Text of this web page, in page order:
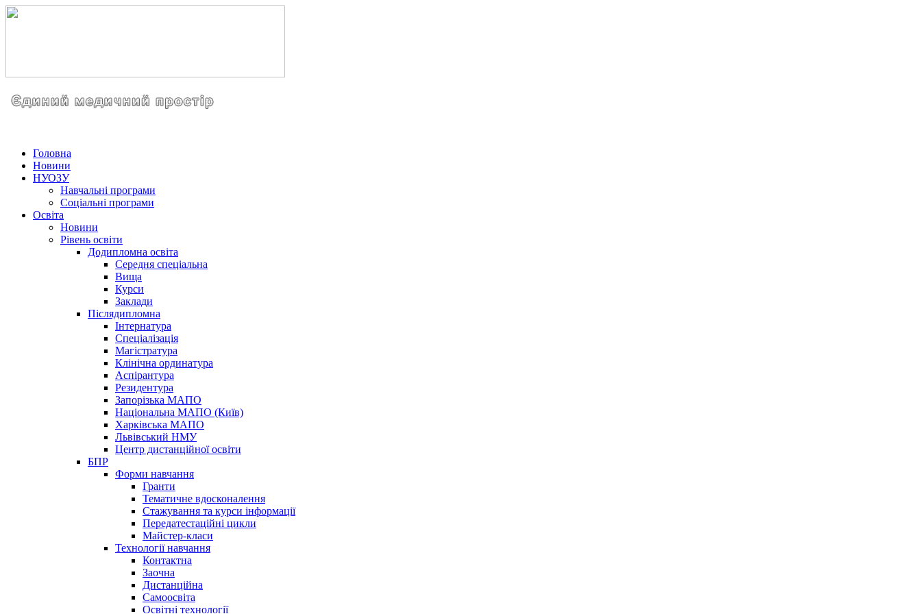
Головна
Новини
НУОЗУ
Навчальні програми
Соціальні програми
Освіта
Новини
Рівень освіти
Додипломна освіта
Середня спеціальна
Вища
Курси
Заклади
Післядипломна
Інтернатура
Спеціалізація
Магістратура
Клінічна ординатура
Аспірантура
Резидентура
Запорізька МАПО
Національна МАПО (Київ)
Харківська МАПО
Львівський НМУ
Центр дистанційної освіти
БПР
Форми навчання
Гранти
Тематичне вдосконалення
Стажування та курси інформації
Передатестаційні цикли
Майстер-класи
Технології навчання
Контактна
Заочна
Дистанційна
Самоосвіта
Освітні технології